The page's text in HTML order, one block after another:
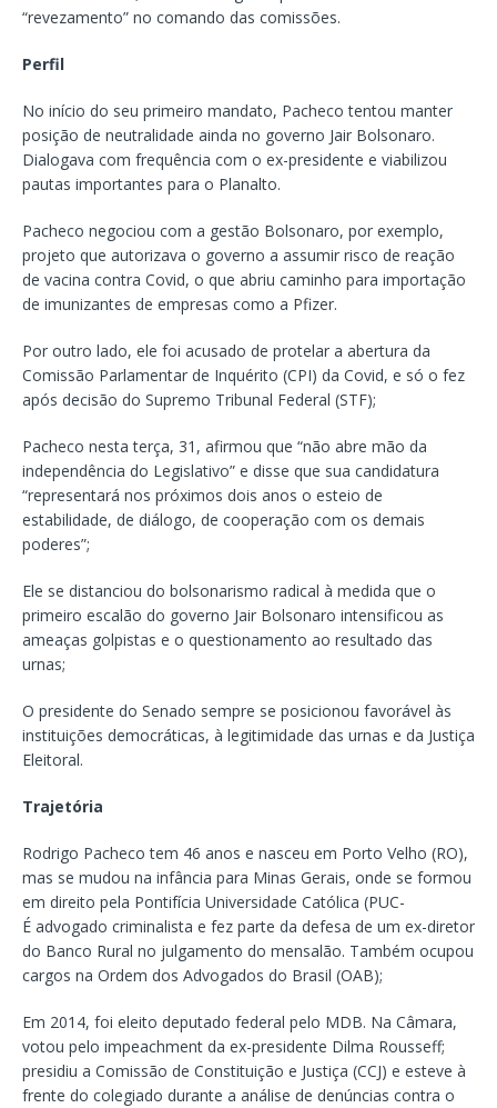
“revezamento” no comando das comissões.
Perfil
No início do seu primeiro mandato, Pacheco tentou manter
posição de neutralidade ainda no governo Jair Bolsonaro.
Dialogava com frequência com o ex-presidente e viabilizou
pautas importantes para o Planalto.
Pacheco negociou com a gestão Bolsonaro, por exemplo,
projeto que autorizava o governo a assumir risco de reação
de vacina contra Covid, o que abriu caminho para importação
de imunizantes de empresas como a Pfizer.
Por outro lado, ele foi acusado de protelar a abertura da
Comissão Parlamentar de Inquérito (CPI) da Covid, e só o fez
após decisão do Supremo Tribunal Federal (STF);
Pacheco nesta terça, 31, afirmou que “não abre mão da
independência do Legislativo” e disse que sua candidatura
“representará nos próximos dois anos o esteio de
estabilidade, de diálogo, de cooperação com os demais
poderes”;
Ele se distanciou do bolsonarismo radical à medida que o
primeiro escalão do governo Jair Bolsonaro intensificou as
ameaças golpistas e o questionamento ao resultado das
urnas;
O presidente do Senado sempre se posicionou favorável às
instituições democráticas, à legitimidade das urnas e da Justiça
Eleitoral.
Trajetória
Rodrigo Pacheco tem 46 anos e nasceu em Porto Velho (RO),
mas se mudou na infância para Minas Gerais, onde se formou
em direito pela Pontifícia Universidade Católica (PUC-
É advogado criminalista e fez parte da defesa de um ex-diretor
do Banco Rural no julgamento do mensalão. Também ocupou
cargos na Ordem dos Advogados do Brasil (OAB);
Em 2014, foi eleito deputado federal pelo MDB. Na Câmara,
votou pelo impeachment da ex-presidente Dilma Rousseff;
presidiu a Comissão de Constituição e Justiça (CCJ) e esteve à
frente do colegiado durante a análise de denúncias contra o